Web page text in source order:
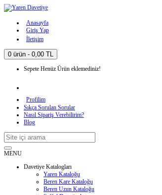
Anasayfa
Giriş Yap
İletişim
0 ürün - 0,00 TL
Sepete Henüz Ürün eklemediniz!
Profilim
Sıkça Sorulan Sorular
Nasıl Sipariş Verebilirim?
Blog
MENU
Davetiye Katalogları
Yaren Kataloğu
Beren Kare Kataloğu
Beren Uzun Kataloğu